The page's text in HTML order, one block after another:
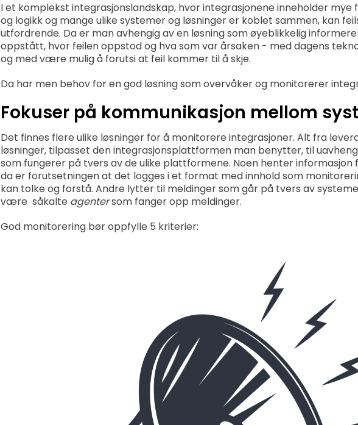
I et komplekst integrasjonslandskap, hvor integrasjonene inneholder mye
og logikk og mange ulike systemer og løsninger er koblet sammen, kan
utfordrende. Da er man avhengig av en løsning som øyeblikkelig
oppstått, hvor feilen oppstod og hva som var årsaken - med dagens
og med være mulig å forutsi at feil kommer til å skje.
Da har men behov for en god løsning som overvåker og monitorerer
Fokuser på kommunikasjon mellom
Det finnes flere ulike løsninger for å monitorere integrasjoner. Alt fra
løsninger, tilpasset den integrasjonsplattformen man benytter, til
som fungerer på tvers av de ulike plattformene. Noen henter informasjon
da er forutsetningen at det logges i et format med innhold som
kan tolke og forstå. Andre lytter til meldinger som går på tvers av
være såkalte agentersom fanger opp meldinger.
God monitorering bør oppfylle 5 kriterier: